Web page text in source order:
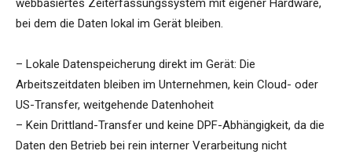
webbasiertes Zeiterfassungssystem mit eigener Hardware,
bei dem die Daten lokal im Gerät bleiben.
– Lokale Datenspeicherung direkt im Gerät: Die
Arbeitszeitdaten bleiben im Unternehmen, kein Cloud- oder
US-Transfer, weitgehende Datenhoheit
– Kein Drittland-Transfer und keine DPF-Abhängigkeit, da die
Daten den Betrieb bei rein interner Verarbeitung nicht